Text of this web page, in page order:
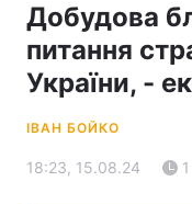
Добудова
питання
України, -
ІВАН БОЙКО
18:23, 15.08.24